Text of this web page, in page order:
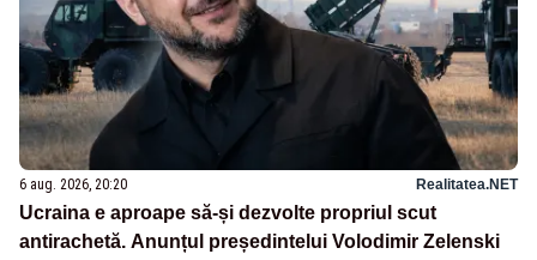
6 aug. 2026, 20:20 Realitatea.NET
Ucraina e aproape să-și dezvolte propriul scut
antirachetă. Anunțul președintelui Volodimir Zelenski